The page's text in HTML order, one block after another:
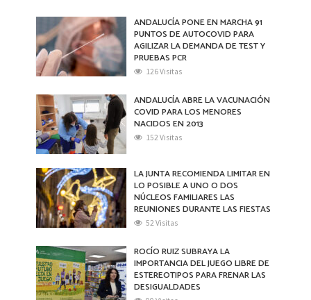
ANDALUCÍA PONE EN MARCHA 91
PUNTOS DE AUTOCOVID PARA
AGILIZAR LA DEMANDA DE TEST Y
PRUEBAS PCR
126 Visitas
ANDALUCÍA ABRE LA VACUNACIÓN
COVID PARA LOS MENORES
NACIDOS EN 2013
152 Visitas
LA JUNTA RECOMIENDA LIMITAR EN
LO POSIBLE A UNO O DOS
NÚCLEOS FAMILIARES LAS
REUNIONES DURANTE LAS FIESTAS
52 Visitas
ROCÍO RUIZ SUBRAYA LA
IMPORTANCIA DEL JUEGO LIBRE DE
ESTEREOTIPOS PARA FRENAR LAS
DESIGUALDADES